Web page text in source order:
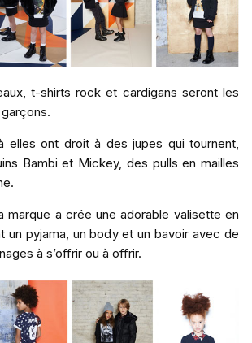
t-shirts rock et cardigans seront les
elles ont droit à des jupes qui tournent,
Bambi et Mickey, des pulls en mailles
marque a crée une adorable valisette en
un pyjama, un body et un bavoir avec de
à s’offrir ou à offrir.